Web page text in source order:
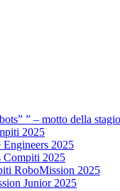
” – motto della
2025
2025
Compiti 2025
RoboMission 2025
Junior 2025